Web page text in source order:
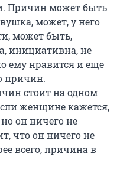
Причин может быть
может, у него
может быть,
инициативна, не
ему нравится и еще
причин.
стоит на одном
женщине кажется,
он ничего не
что он ничего не
всего, причина в